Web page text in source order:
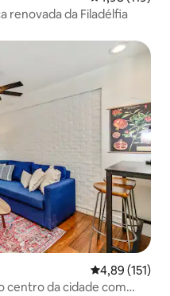
renovada da Filadélfia
4,89 de uma
4,89 (151)
centro da cidade com